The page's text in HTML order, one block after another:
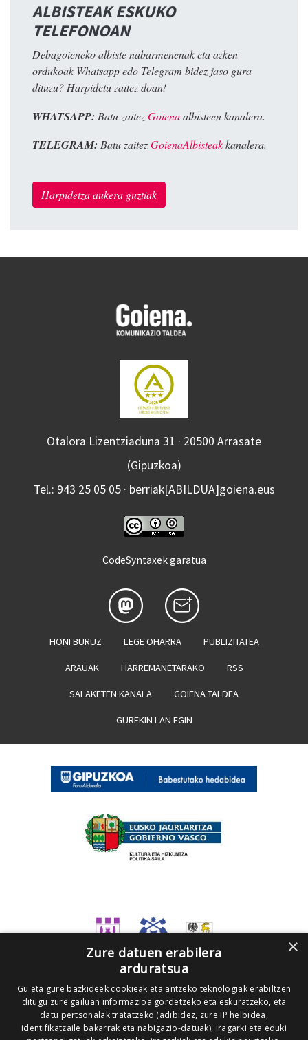
ALBISTEAK ESKUKO
TELEFONOAN
Debagoieneko albiste nabarmenenak eta azken
ordukoak Whatsapp edo Telegram bidez jaso gura
dituzu? Harpidetu zaitez doan!
WHATSAPP: Batu zaitezGoienaalbisteen kanalera.
TELEGRAM: Batu zaitezGoienaAlbisteakkanalera.
Harpidetza aukera guztiak
Otalora Lizentziaduna 31 · 20500 Arrasate
(Gipuzkoa)
Tel.: 943 25 05 05 · berriak[ABILDUA]goiena.eus
CodeSyntaxek garatua
HONI BURUZ LEGE OHARRA PUBLIZITATEA
ARAUAK HARREMANETARAKO RSS
SALAKETEN KANALA GOIENA TALDEA
GUREKIN LAN EGIN
×
Zure datuen erabilera
arduratsua
Gu eta gure bazkideek cookieak eta antzeko teknologiak erabiltzen
ditugu zure gailuan informazioa gordetzeko eta eskuratzeko, eta
datu pertsonalak tratatzeko (adibidez, zure IP helbidea,
identifikatzaile bakarrak eta nabigazio-datuak), iragarki eta eduki